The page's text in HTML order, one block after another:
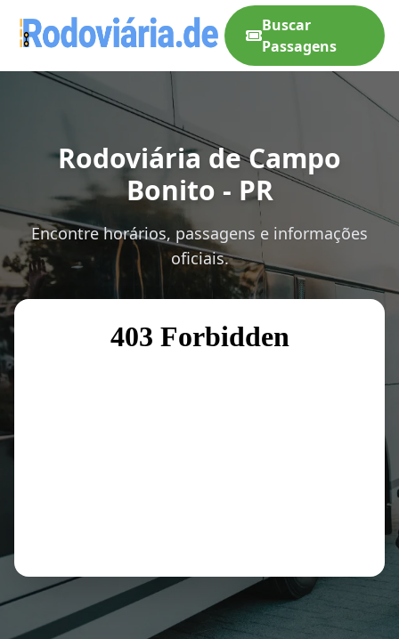
Buscar
Passagens
Rodoviária de Campo
Bonito - PR
Encontre horários, passagens e informações
oficiais.